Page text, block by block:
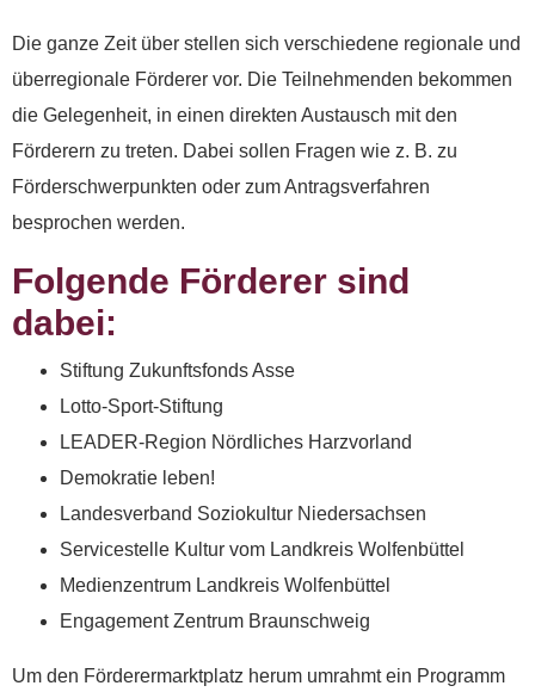
Die ganze Zeit über stellen sich verschiedene regionale und
überregionale Förderer vor. Die Teilnehmenden bekommen
die Gelegenheit, in einen direkten Austausch mit den
Förderern zu treten. Dabei sollen Fragen wie z. B. zu
Förderschwerpunkten oder zum Antragsverfahren
besprochen werden.
Folgende Förderer sind
dabei:
Stiftung Zukunftsfonds Asse
Lotto-Sport-Stiftung
LEADER-Region Nördliches Harzvorland
Demokratie leben!
Landesverband Soziokultur Niedersachsen
Servicestelle Kultur vom Landkreis Wolfenbüttel
Medienzentrum Landkreis Wolfenbüttel
Engagement Zentrum Braunschweig
Um den Förderermarktplatz herum umrahmt ein Programm
Spenden